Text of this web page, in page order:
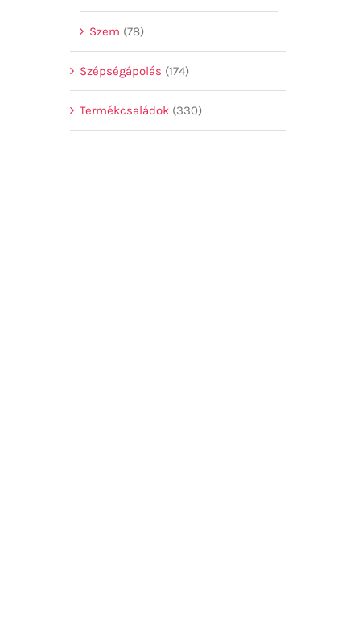
Szem (78)
Szépségápolás (174)
Termékcsaládok (330)